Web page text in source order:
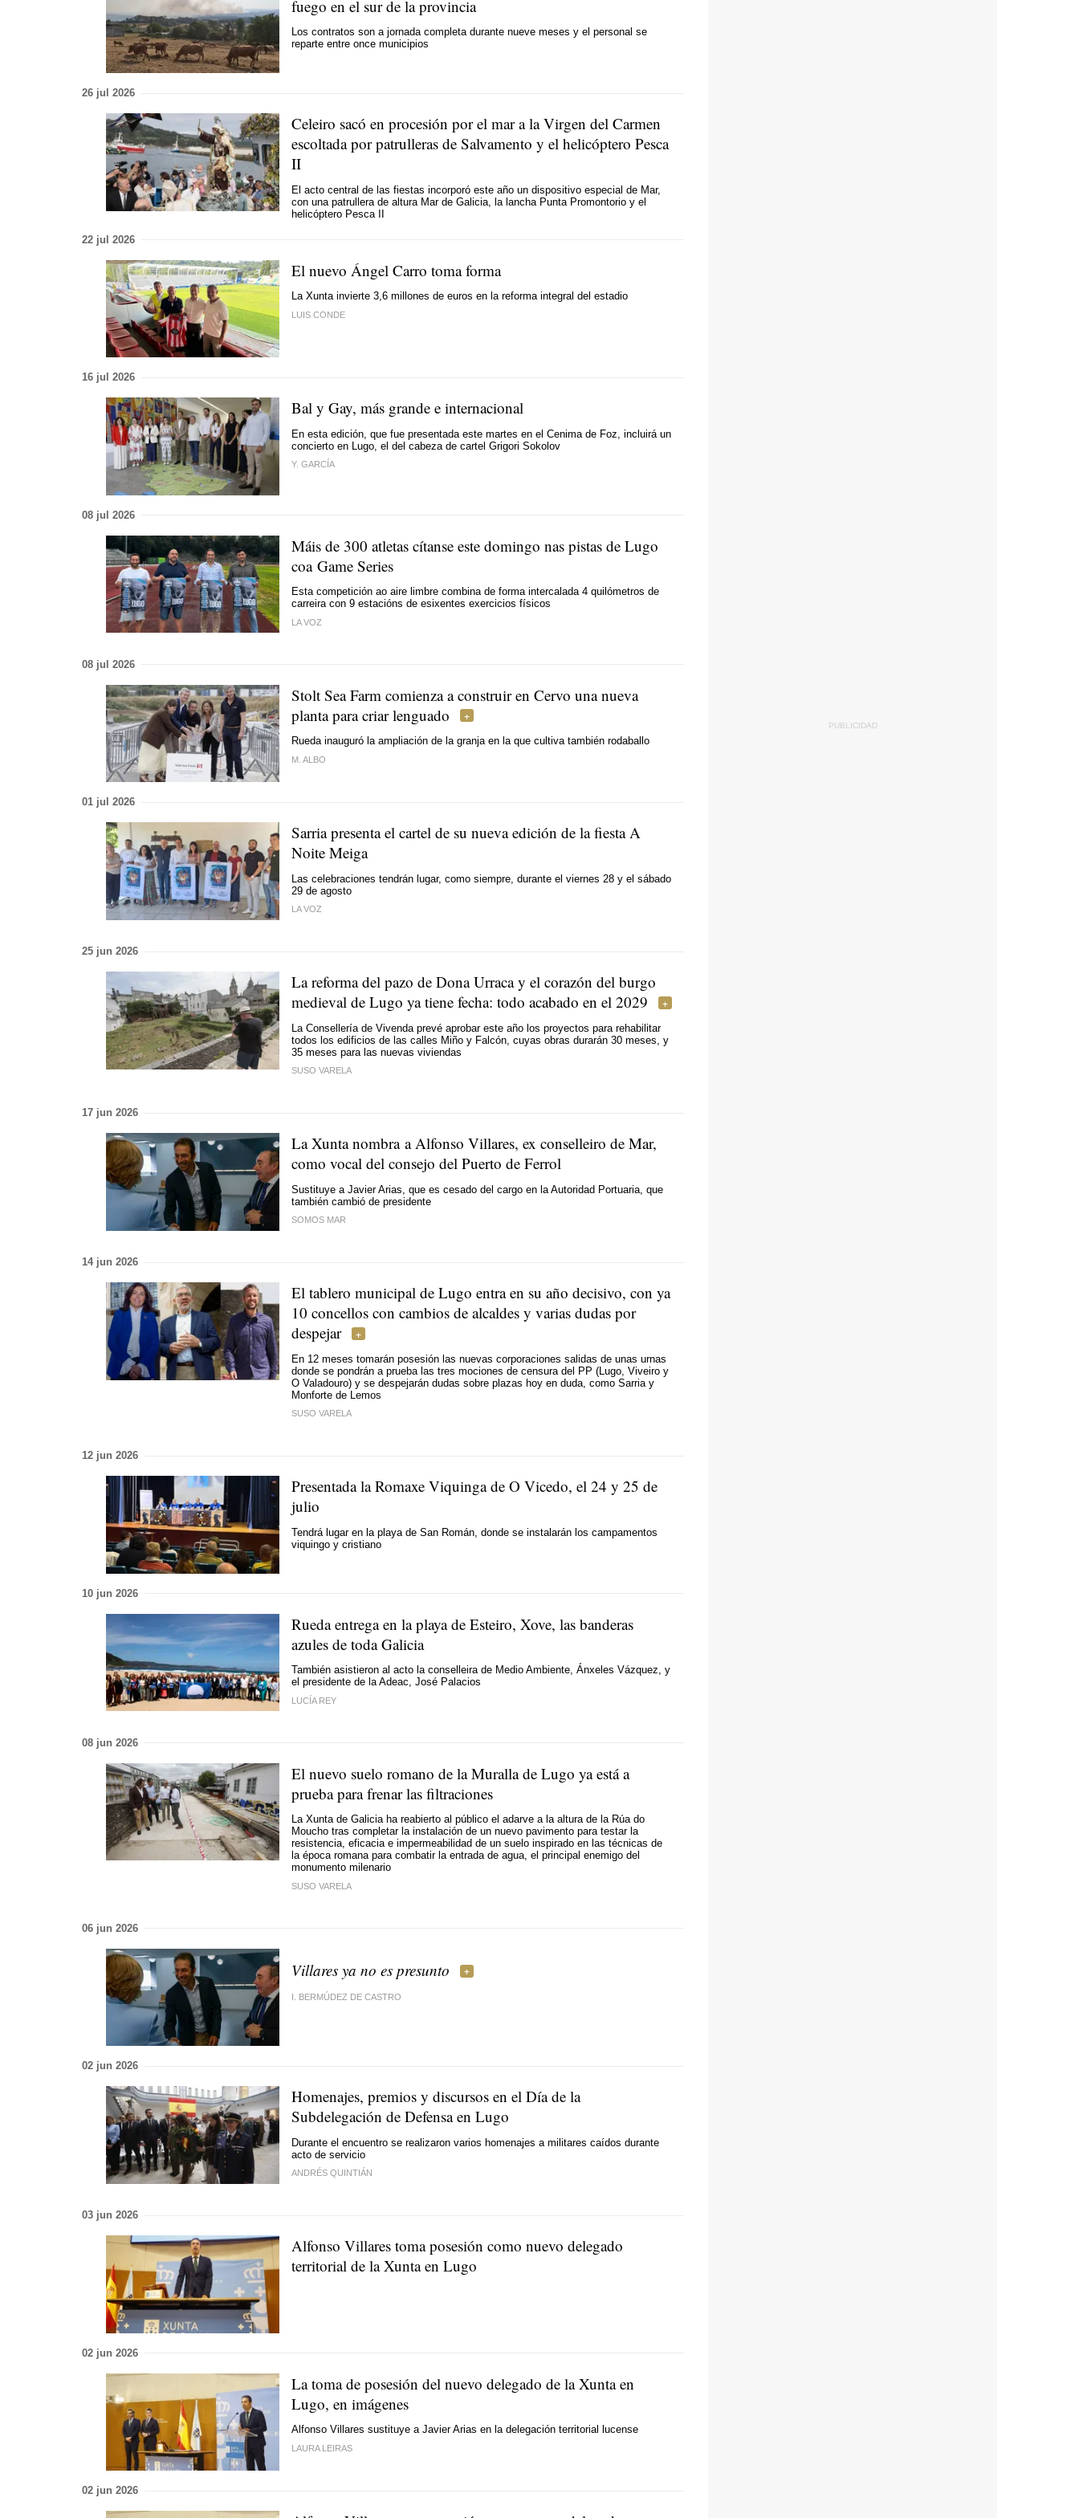
fuego en el sur de la provincia
Los contratos son a jornada completa durante nueve meses y el personal se
reparte entre once municipios
26 jul 2026
Celeiro sacó en procesión por el mar a la Virgen del Carmen
escoltada por patrulleras de Salvamento y el helicóptero Pesca
II
El acto central de las fiestas incorporó este año un dispositivo especial de Mar,
con una patrullera de altura Mar de Galicia, la lancha Punta Promontorio y el
helicóptero Pesca II
22 jul 2026
El nuevo Ángel Carro toma forma
La Xunta invierte 3,6 millones de euros en la reforma integral del estadio
LUIS CONDE
16 jul 2026
Bal y Gay, más grande e internacional
En esta edición, que fue presentada este martes en el Cenima de Foz, incluirá un
concierto en Lugo, el del cabeza de cartel Grigori Sokolov
Y. GARCÍA
08 jul 2026
Máis de 300 atletas cítanse este domingo nas pistas de Lugo
coa Game Series
Esta competición ao aire limbre combina de forma intercalada 4 quilómetros de
carreira con 9 estacións de esixentes exercicios físicos
LA VOZ
08 jul 2026
Stolt Sea Farm comienza a construir en Cervo una nueva
planta para criar lenguado
Rueda inauguró la ampliación de la granja en la que cultiva también rodaballo
M. ALBO
01 jul 2026
Sarria presenta el cartel de su nueva edición de la fiesta A
Noite Meiga
Las celebraciones tendrán lugar, como siempre, durante el viernes 28 y el sábado
29 de agosto
LA VOZ
25 jun 2026
La reforma del pazo de Dona Urraca y el corazón del burgo
medieval de Lugo ya tiene fecha: todo acabado en el 2029
La Consellería de Vivenda prevé aprobar este año los proyectos para rehabilitar
todos los edificios de las calles Miño y Falcón, cuyas obras durarán 30 meses, y
35 meses para las nuevas viviendas
SUSO VARELA
17 jun 2026
La Xunta nombra a Alfonso Villares, ex conselleiro de Mar,
como vocal del consejo del Puerto de Ferrol
Sustituye a Javier Arias, que es cesado del cargo en la Autoridad Portuaria, que
también cambió de presidente
SOMOS MAR
14 jun 2026
El tablero municipal de Lugo entra en su año decisivo, con ya
10 concellos con cambios de alcaldes y varias dudas por
despejar
En 12 meses tomarán posesión las nuevas corporaciones salidas de unas urnas
donde se pondrán a prueba las tres mociones de censura del PP (Lugo, Viveiro y
O Valadouro) y se despejarán dudas sobre plazas hoy en duda, como Sarria y
Monforte de Lemos
SUSO VARELA
12 jun 2026
Presentada la Romaxe Viquinga de O Vicedo, el 24 y 25 de
julio
Tendrá lugar en la playa de San Román, donde se instalarán los campamentos
viquingo y cristiano
10 jun 2026
Rueda entrega en la playa de Esteiro, Xove, las banderas
azules de toda Galicia
También asistieron al acto la conselleira de Medio Ambiente, Ánxeles Vázquez, y
el presidente de la Adeac, José Palacios
LUCÍA REY
08 jun 2026
El nuevo suelo romano de la Muralla de Lugo ya está a
prueba para frenar las filtraciones
La Xunta de Galicia ha reabierto al público el adarve a la altura de la Rúa do
Moucho tras completar la instalación de un nuevo pavimento para testar la
resistencia, eficacia e impermeabilidad de un suelo inspirado en las técnicas de
la época romana para combatir la entrada de agua, el principal enemigo del
monumento milenario
SUSO VARELA
06 jun 2026
Villares ya no es presunto
I. BERMÚDEZ DE CASTRO
02 jun 2026
Homenajes, premios y discursos en el Día de la
Subdelegación de Defensa en Lugo
Durante el encuentro se realizaron varios homenajes a militares caídos durante
acto de servicio
ANDRÉS QUINTIÁN
03 jun 2026
Alfonso Villares toma posesión como nuevo delegado
territorial de la Xunta en Lugo
02 jun 2026
La toma de posesión del nuevo delegado de la Xunta en
Lugo, en imágenes
Alfonso Villares sustituye a Javier Arias en la delegación territorial lucense
LAURA LEIRAS
02 jun 2026